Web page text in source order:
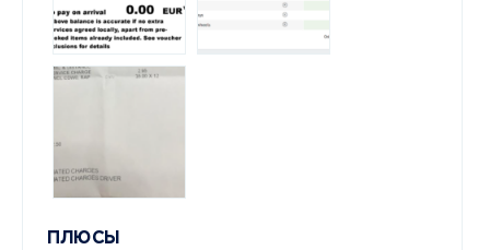
ПЛЮСЫ